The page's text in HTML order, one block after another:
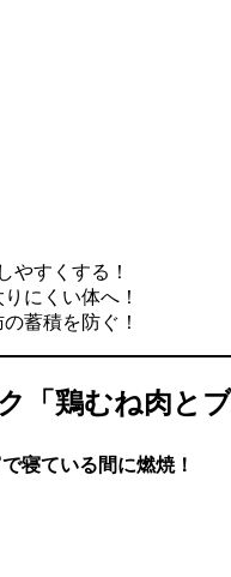
やすくする！
にくい体へ！
蓄積を防ぐ！
「鶏むね肉と
寝ている間に燃焼！